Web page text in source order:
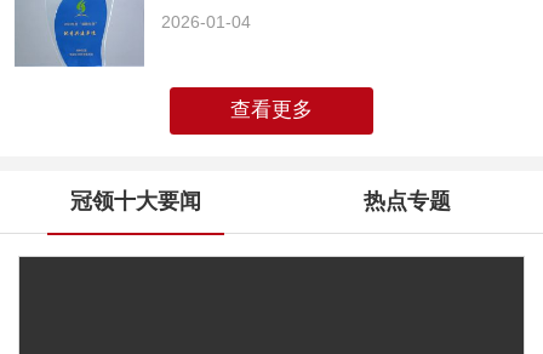
2026-01-04
查看更多
冠领十大要闻 热点专题